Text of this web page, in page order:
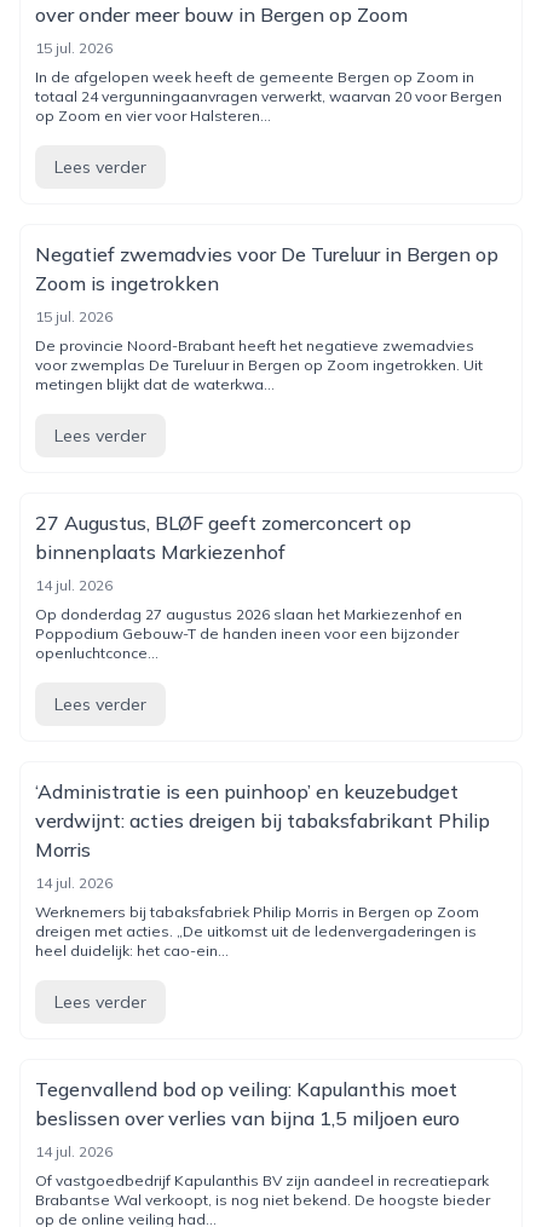
over onder meer bouw in Bergen op Zoom
15 jul. 2026
In de afgelopen week heeft de gemeente Bergen op Zoom in
totaal 24 vergunningaanvragen verwerkt, waarvan 20 voor Bergen
op Zoom en vier voor Halsteren...
Lees verder
Negatief zwemadvies voor De Tureluur in Bergen op
Zoom is ingetrokken
15 jul. 2026
De provincie Noord-Brabant heeft het negatieve zwemadvies
voor zwemplas De Tureluur in Bergen op Zoom ingetrokken. Uit
metingen blijkt dat de waterkwa...
Lees verder
27 Augustus, BLØF geeft zomerconcert op
binnenplaats Markiezenhof
14 jul. 2026
Op donderdag 27 augustus 2026 slaan het Markiezenhof en
Poppodium Gebouw-T de handen ineen voor een bijzonder
openluchtconce...
Lees verder
‘Administratie is een puinhoop’ en keuzebudget
verdwijnt: acties dreigen bij tabaksfabrikant Philip
Morris
14 jul. 2026
Werknemers bij tabaksfabriek Philip Morris in Bergen op Zoom
dreigen met acties. „De uitkomst uit de ledenvergaderingen is
heel duidelijk: het cao-ein...
Lees verder
Tegenvallend bod op veiling: Kapulanthis moet
beslissen over verlies van bijna 1,5 miljoen euro
14 jul. 2026
Of vastgoedbedrijf Kapulanthis BV zijn aandeel in recreatiepark
Brabantse Wal verkoopt, is nog niet bekend. De hoogste bieder
op de online veiling had...